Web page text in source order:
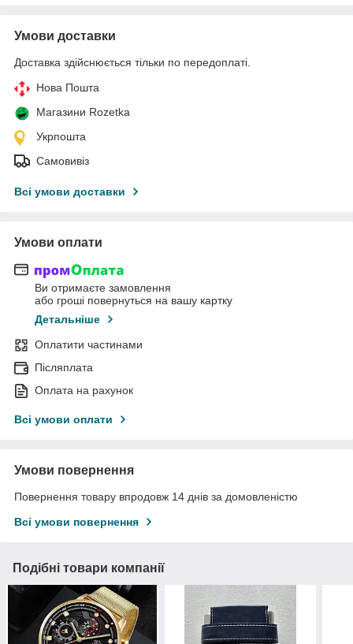
Умови доставки
Доставка здійснюється тільки по передоплаті.
Нова Пошта
Магазини Rozetka
Укрпошта
Самовивіз
Всі умови доставки
Умови оплати
Ви отримаєте замовлення
або гроші повернуться на вашу картку
Детальніше
Оплатити частинами
Післяплата
Оплата на рахунок
Всі умови оплати
Умови повернення
Повернення товару впродовж 14 днів за домовленістю
Всі умови повернення
Подібні товари компанії